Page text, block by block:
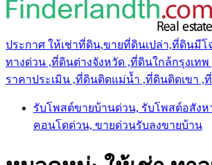
ประกาศ ให้เช่าที่ดิน,ขายที่ดินเปล่า,ที่ดินมี
ทางด่วน ,ที่ดินต่างจังหวัด ,ที่ดินใกล้กรุงเท
ราคาประเมิน ,ที่ดินติดแม่น้ำ ,ที่ดินติดเขา ,
รับโพสต์ขายบ้านด่วน, รับโพสต์อสัง
คอนโดด่วน, ขายด่วนรับลงขายบ้าน